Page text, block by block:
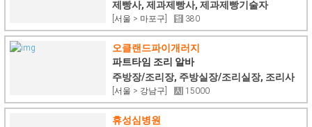
집
제빵사, 제과제빵사, 제과제빵기술자
[서울 > 마포구] 380
오클랜드파이개러지
파트타임 조리 알바
주방장/조리장, 주방실장/조리실장, 조리사
[서울 > 강남구] 15000
휴성심병원